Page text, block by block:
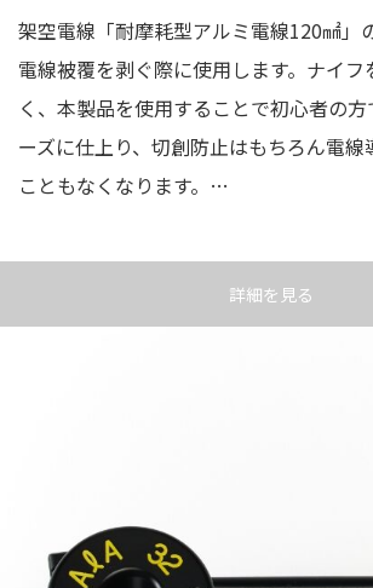
架空電線「耐摩耗型アルミ電線120㎟」
電線被覆を剥ぐ際に使用します。ナイ
く、本製品を使用することで初心者の
ーズに仕上り、切創防止はもちろん電線
こともなくなります。…
詳細を見る